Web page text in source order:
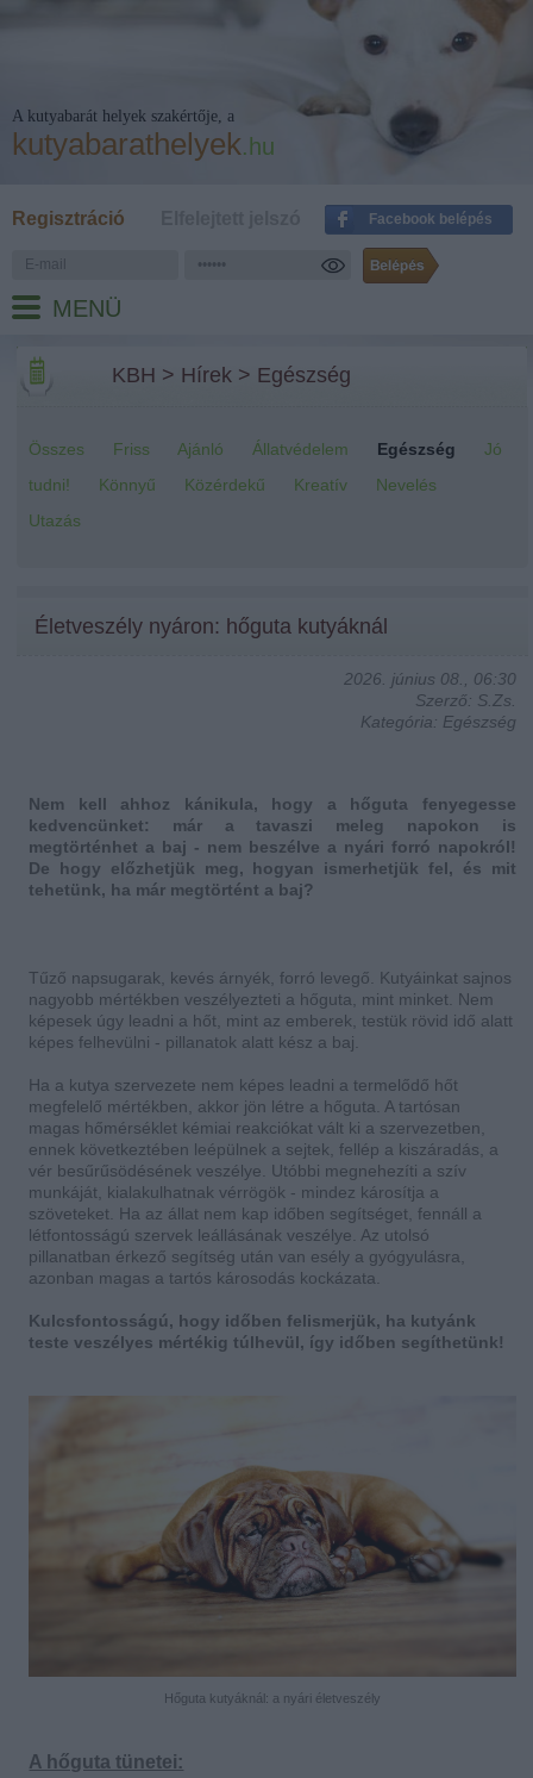
A kutyabarát helyek szakértője, a
kutyabarathelyek.hu
Regisztráció Facebook belépés
MENÜ
KBH > Hírek > Egészség
Összes Friss Ajánló Állatvédelem Egészség
Jó
tudni!
Könnyű Közérdekű Kreatív
Nevelés
Utazás
Életveszély nyáron: hőguta kutyáknál
2026. június 08., 06:30
Szerző: S.Zs.
Kategória: Egészség
Nem kell ahhoz kánikula, hogy a hőguta fenyegesse
kedvencünket: már a tavaszi meleg napokon is
megtörténhet a baj - nem beszélve a nyári forró napokról!
De hogy előzhetjük meg, hogyan ismerhetjük fel, és mit
tehetünk, ha már megtörtént a baj?
Tűző napsugarak, kevés árnyék, forró levegő. Kutyáinkat sajnos
nagyobb mértékben veszélyezteti a hőguta, mint minket. Nem
képesek úgy leadni a hőt, mint az emberek, testük rövid idő alatt
képes felhevülni - pillanatok alatt kész a baj.
Ha a kutya szervezete nem képes leadni a termelődő hőt
megfelelő mértékben, akkor jön létre a hőguta. A tartósan
magas hőmérséklet kémiai reakciókat vált ki a szervezetben,
ennek következtében leépülnek a sejtek, fellép a kiszáradás, a
vér besűrűsödésének veszélye. Utóbbi megnehezíti a szív
munkáját, kialakulhatnak vérrögök - mindez károsítja a
szöveteket. Ha az állat nem kap időben segítséget, fennáll a
létfontosságú szervek leállásának veszélye. Az utolsó
pillanatban érkező segítség után van esély a gyógyulásra,
azonban magas a tartós károsodás kockázata.
Kulcsfontosságú, hogy időben felismerjük, ha kutyánk
teste veszélyes mértékig túlhevül, így időben segíthetünk!
Hőguta kutyáknál: a nyári életveszély
A hőguta tünetei: